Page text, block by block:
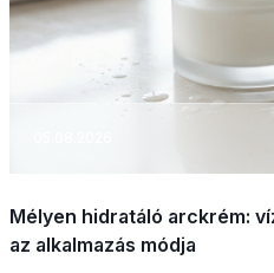
Mélyen hidratáló arckrém:
az alkalmazás módja